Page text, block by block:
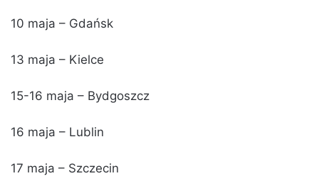
10 maja – Gdańsk
13 maja – Kielce
15-16 maja – Bydgoszcz
16 maja – Lublin
17 maja – Szczecin